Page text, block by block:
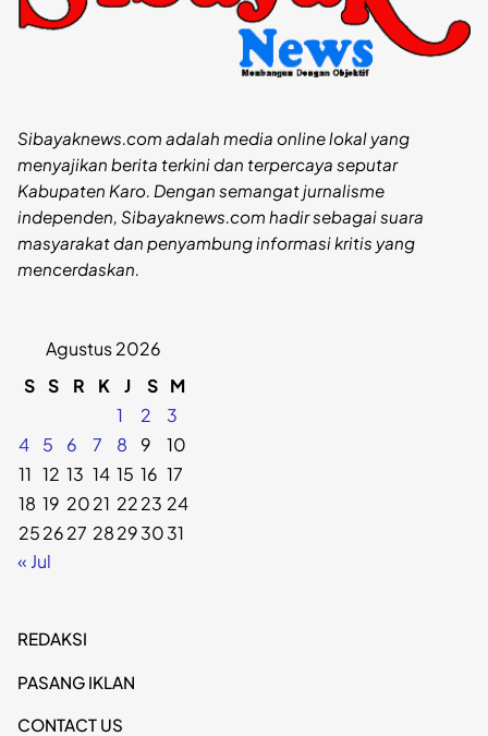
Sibayaknews.com adalah media online lokal yang
menyajikan berita terkini dan terpercaya seputar
Kabupaten Karo. Dengan semangat jurnalisme
independen, Sibayaknews.com hadir sebagai suara
masyarakat dan penyambung informasi kritis yang
mencerdaskan.
Agustus 2026
S S R K J S M
1
2
3
4
5 6 7 8 9
10
11 12 13 14 15 16 17
18 19 2021 2223 24
252627 28293031
« Jul
REDAKSI
PASANG IKLAN
CONTACT US